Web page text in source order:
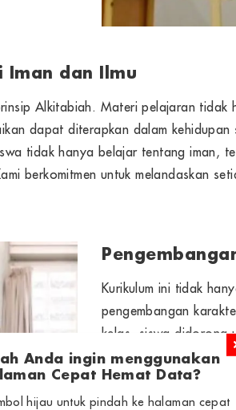
Anda ingin menggunakan
Cepat Hemat Data?
hijau untuk pindah ke halaman cepat
Iman dan Ilmu
Alkitabiah. Materi pelajaran
dapat diterapkan dalam
tidak hanya belajar tentang iman,
berkomitmen untuk melandaskan
Kurikulum ini tidak
pengembangan
kelas, siswa didorong
dan rasa peduli